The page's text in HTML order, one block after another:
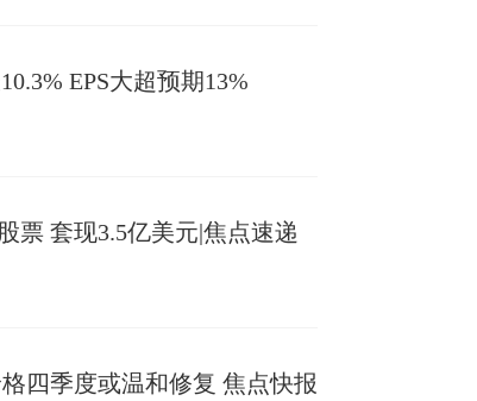
EPS大超预期13%
票 套现3.5亿美元|焦点速递
四季度或温和修复 焦点快报